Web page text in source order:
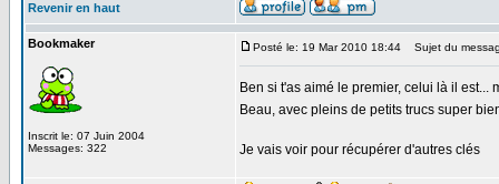
Revenir en haut
Bookmaker
Inscrit le: 07 Juin 2004
Messages: 322
Posté le: 19 Mar 2010 18:44 Sujet du
Ben si t'as aimé le premier, celui là il est...
Beau, avec pleins de petits trucs super
Je vais voir pour récupérer d'autres clés